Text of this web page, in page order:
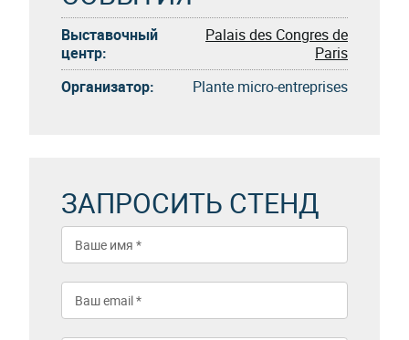
Выставочный
центр:
Palais des Congres de
Paris
Организатор:
Plante micro-entreprises
ЗАПРОСИТЬ СТЕНД